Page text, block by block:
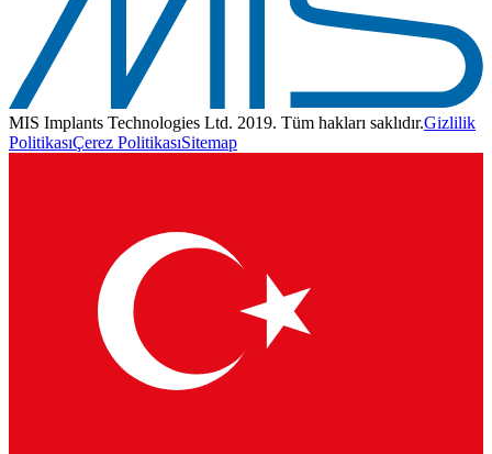
MIS Implants Technologies Ltd. 2019. Tüm hakları saklıdır.Gizlilik
PolitikasıÇerez PolitikasıSitemap